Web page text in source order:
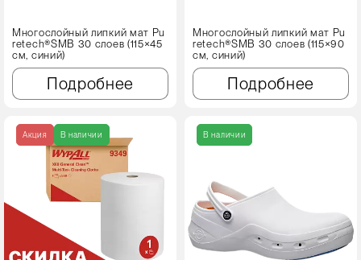
Многослойный липкий мат Pu
retech®SMB 30 слоев (115×45
см, синий)
Подробнее
Многослойный липкий мат Pu
retech®SMB 30 слоев (115×90
см, синий)
Подробнее
Акция В наличии В наличии